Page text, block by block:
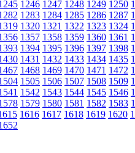
1246 1247 1248 1249 1250
1283 1284 1285 1286 1287
1320 1321 1322 1323 1324
1357 1358 1359 1360 1361
1394 1395 1396 1397 1398
1431 1432 1433 1434 1435
1468 1469 1470 1471 1472
1505 1506 1507 1508 1509
1542 1543 1544 1545 1546
1579 1580 1581 1582 1583
1616 1617 1618 1619 1620